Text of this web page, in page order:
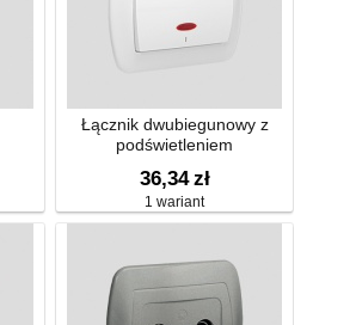
Łącznik dwubiegunowy z
podświetleniem
36,34 zł
1 wariant